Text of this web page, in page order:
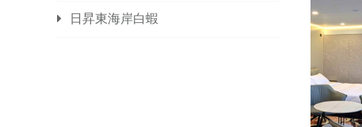
日昇東海岸白蝦